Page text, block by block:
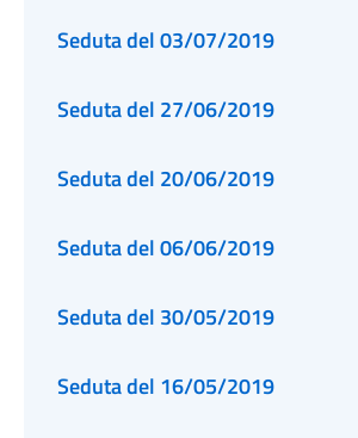
Seduta del 03/07/2019
Seduta del 27/06/2019
Seduta del 20/06/2019
Seduta del 06/06/2019
Seduta del 30/05/2019
Seduta del 16/05/2019